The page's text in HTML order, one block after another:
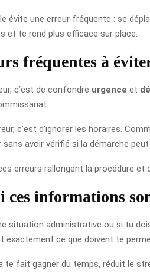
évite une erreur fréquente : se
et te rend plus efficace sur place.
fréquentes à
c’est de confondre urgence et
c’est d’ignorer les horaires.
avoir vérifié si la démarche
erreurs rallongent la procédure
ces informations
situation administrative ou si tu
exactement ce que doivent te
te fait gagner du temps, réduit le